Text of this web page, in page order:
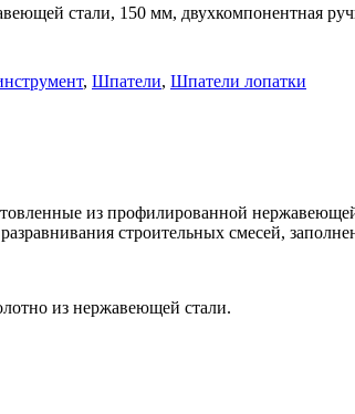
стали, 150 мм, двухкомпонентная
, Шпатели, Шпатели лопатки
из профилированной
строительных смесей,
из нержавеющей стали.